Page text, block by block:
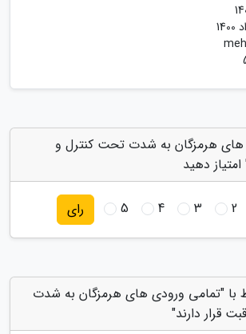
های هرمزگان به شدت تحت کنترل و
امتیاز دهید
2
3
4
5 رای
با "تمامی ورودی های هرمزگان به شدت
قرار دارند"